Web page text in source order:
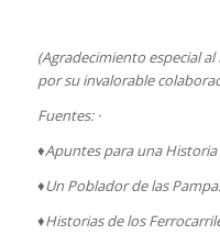
(Agradecimiento especial al
por su invalorable
Fuentes: ·
♦Apuntes para una
♦Un Poblador de las
♦Historias de los